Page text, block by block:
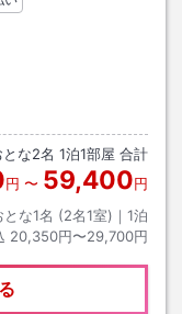
とな2名 1泊1部屋 合計
円 〜 59,400円
とな1名 (2名1室)｜ 1泊
20,350円〜29,700円